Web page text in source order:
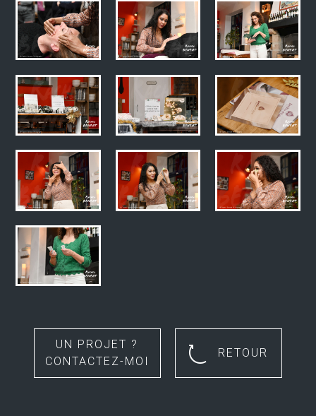
UN PROJET ?
CONTACTEZ-MOI
RETOUR